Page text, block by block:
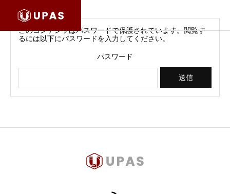
このコンテンツはパスワードで保護されています。閲覧す
るには以下にパスワードを入力してください。
パスワード